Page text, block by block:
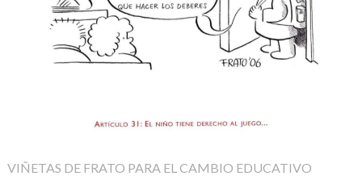
VIÑETAS DE FRATO PARA EL CAMBIO EDUCATIVO